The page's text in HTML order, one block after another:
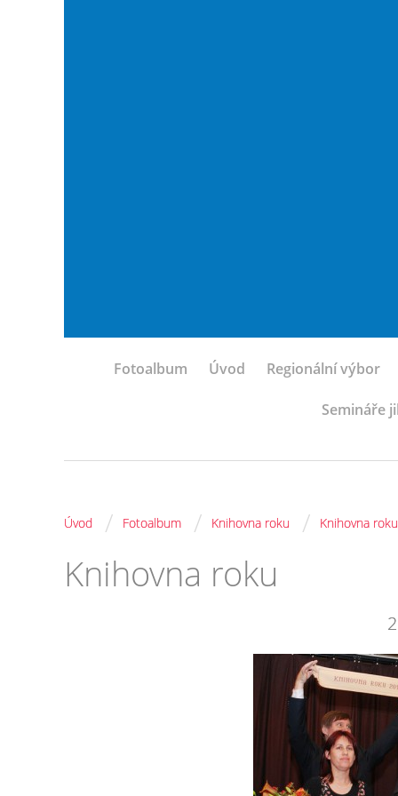
Fotoalbum Úvod Regionální výbor
Semináře
Úvod / Fotoalbum / Knihovna roku / Knihovna roku
Knihovna roku